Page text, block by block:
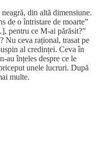
din altă dimensiune.
de o întristare de moarte”
pentru ce M-ai părăsit?”
Nu ceva rațional, trasat pe
al credinței. Ceva în
au înțeles despre ce le
unele lucruri. După
multe.